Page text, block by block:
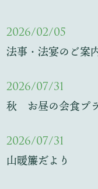
2026/02/05
法事・法宴のご案
2026/07/31
秋 お昼の会食プ
2026/07/31
山暖簾だより